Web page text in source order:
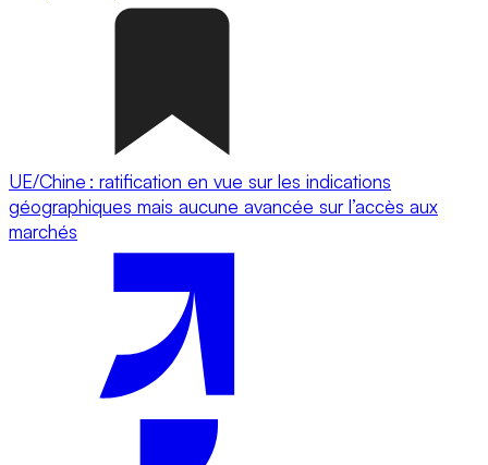
UE/Chine : ratification en vue sur les indications
géographiques mais aucune avancée sur l’accès aux
marchés